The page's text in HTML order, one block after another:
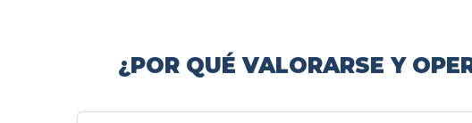
¿POR QUÉ VALORARSE Y